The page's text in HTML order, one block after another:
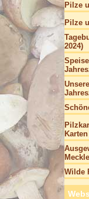
Pilze
Pilze
2024)
Karten
Wilde